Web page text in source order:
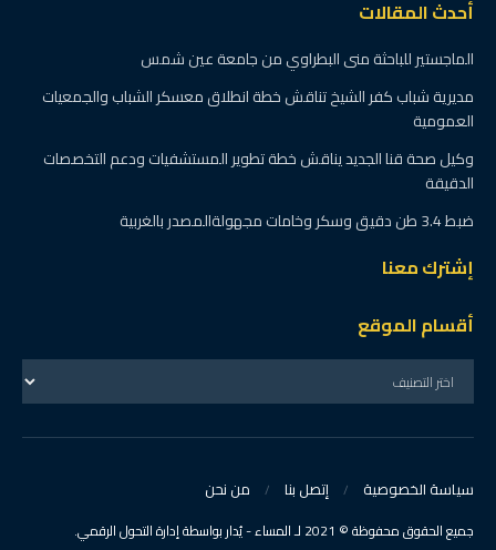
أحدث المقالات
الماجستير للباحثة منى البطراوي من جامعة عين شمس
مديرية شباب كفر الشيخ تناقش خطة انطلاق معسكر الشباب والجمعيات
العمومية
وكيل صحة قنا الجديد يناقش خطة تطوير المستشفيات ودعم التخصصات
الدقيقة
ضبط 3.4 طن دقيق وسكر وخامات مجهولةالمصدر بالغربية
إشترك معنا
أقسام الموقع
سياسة الخصوصية إتصل بنا من نحن
جميع الحقوق محفوظة © 2021 لـ المساء - يُدار بواسطة إدارة التحول الرقمي.